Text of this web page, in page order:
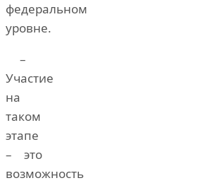
федеральном
уровне.
–
Участие
на
таком
этапе
– это
возможность